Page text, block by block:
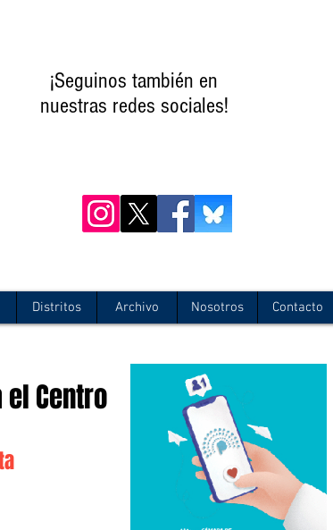
¡Seguinos también en
nuestras redes sociales!
Distritos Archivo Nosotros Contacto
Centro